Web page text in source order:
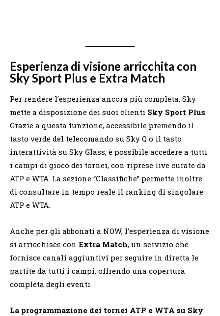
Esperienza di visione arricchita con
Sky Sport Plus e Extra Match
Per rendere l’esperienza ancora più completa, Sky
mette a disposizione dei suoi clienti Sky Sport Plus.
Grazie a questa funzione, accessibile premendo il
tasto verde del telecomando su Sky Q o il tasto
interattività su Sky Glass, è possibile accedere a tutti
i campi di gioco dei tornei, con riprese live curate da
ATP e WTA. La sezione “Classifiche” permette inoltre
di consultare in tempo reale il ranking di singolare
ATP e WTA.
Anche per gli abbonati a NOW, l’esperienza di visione
si arricchisce con Extra Match, un servizio che
fornisce canali aggiuntivi per seguire in diretta le
partite da tutti i campi, offrendo una copertura
completa degli eventi.
La programmazione dei tornei ATP e WTA su Sky